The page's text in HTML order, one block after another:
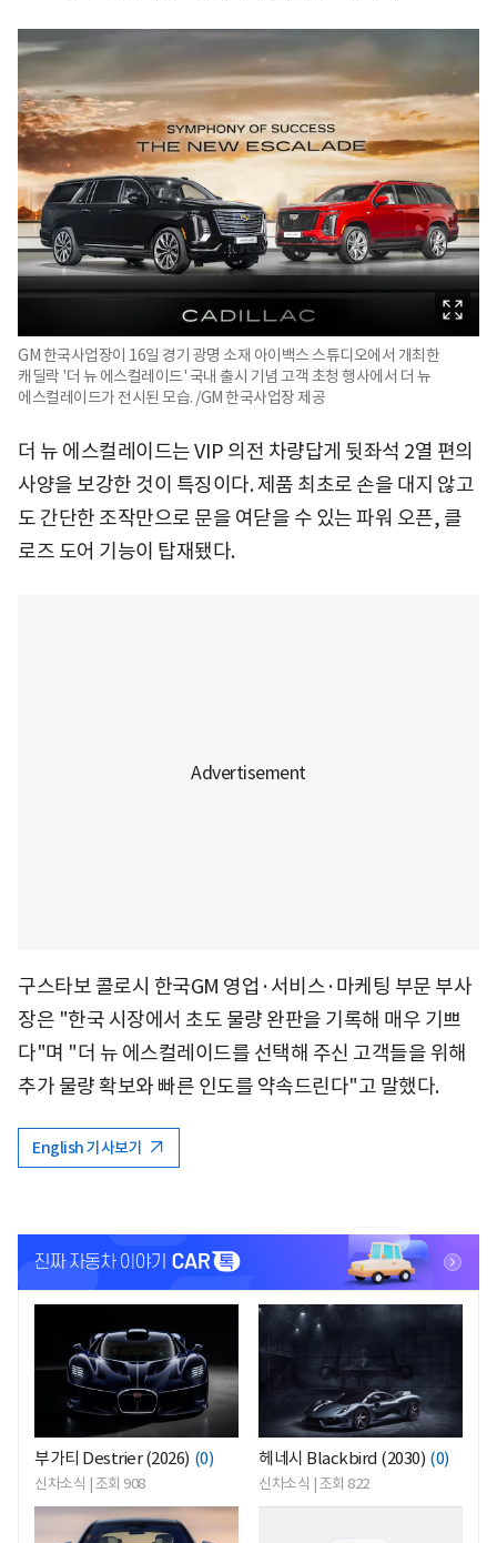
GM 한국사업장이 16일 경기 광명 소재 아이백스 스튜디오에서 개최한
캐딜락 '더 뉴 에스컬레이드' 국내 출시 기념 고객 초청 행사에서 더 뉴
에스컬레이드가 전시된 모습. /GM 한국사업장 제공
더 뉴 에스컬레이드는 VIP 의전 차량답게 뒷좌석 2열 편의
사양을 보강한 것이 특징이다. 제품 최초로 손을 대지 않고
도 간단한 조작만으로 문을 여닫을 수 있는 파워 오픈, 클
로즈 도어 기능이 탑재됐다.
구스타보 콜로시 한국GM 영업·서비스·마케팅 부문 부사
장은 "한국 시장에서 초도 물량 완판을 기록해 매우 기쁘
다"며 "더 뉴 에스컬레이드를 선택해 주신 고객들을 위해
추가 물량 확보와 빠른 인도를 약속드린다"고 말했다.
English 기사보기
부가티 Destrier (2026) (0)
신차소식 | 조회 908
<
헤네시 Blackbird (2030) (0)
신차소식 | 조회 822
<